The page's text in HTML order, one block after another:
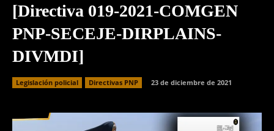
[Directiva 019-2021-COMGEN
PNP-SECEJE-DIRPLAINS-
DIVMDI]
Legislación policial Directivas PNP 23 de diciembre de 2021